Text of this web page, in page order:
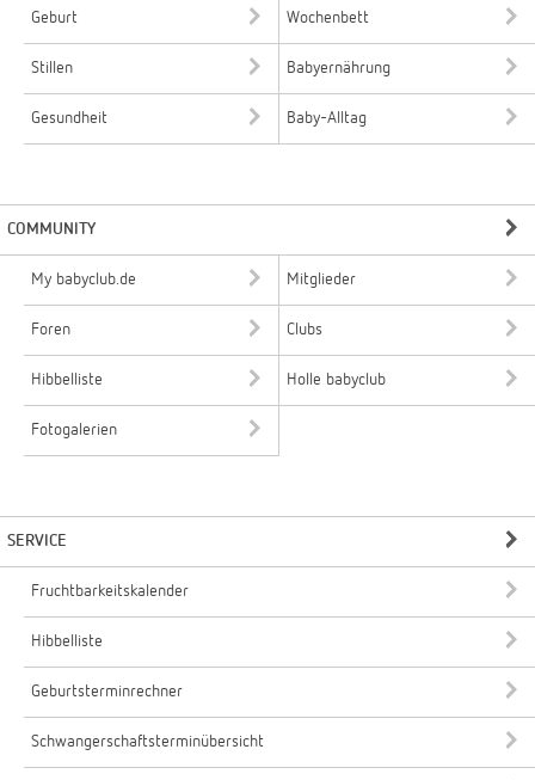
Geburt Wochenbett
Stillen Babyernährung
Gesundheit Baby-Alltag
COMMUNITY
My babyclub.de Mitglieder
Foren Clubs
Hibbelliste Holle babyclub
Fotogalerien
SERVICE
Fruchtbarkeitskalender
Hibbelliste
Geburtsterminrechner
Schwangerschaftsterminübersicht